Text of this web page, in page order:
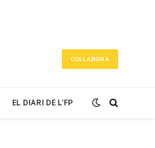
COL·LABORA
EL DIARI DE L’FP